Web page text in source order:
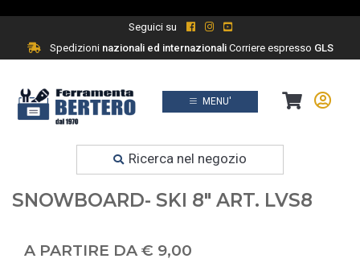
Seguici su
Spedizioninazionali ed internazionaliCorriere espresso GLS
MENU'
Ricerca nel negozio
Prodotti
LIMA VIIALA - LIME PER SCI
SNOWBOARD- SKI 8" ART. LVS8
A PARTIRE DA € 9,00